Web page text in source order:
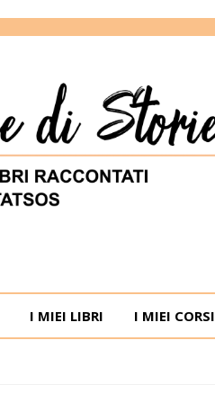
I MIEI LIBRI I MIEI CORSI